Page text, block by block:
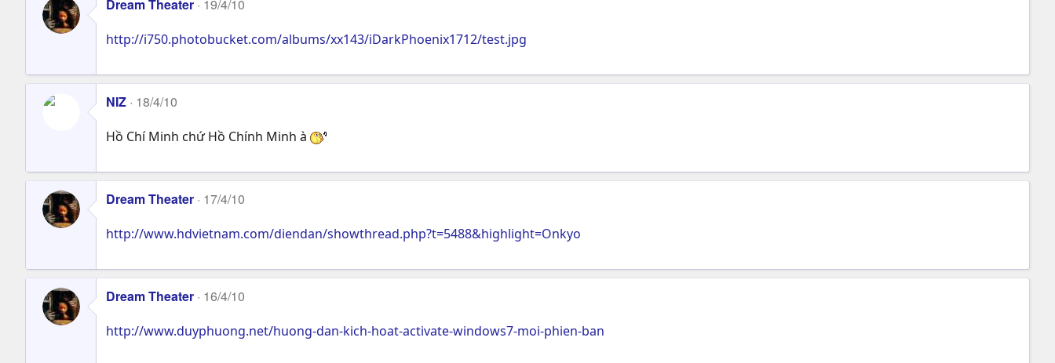
Dream Theater 19/4/10
http://i750.photobucket.com/albums/xx143/iDarkPhoenix1712/test.jpg
NIZ 18/4/10
Hồ Chí Minh chứ Hồ Chính Minh à
Dream Theater 17/4/10
http://www.hdvietnam.com/diendan/showthread.php?t=5488&highlight=Onkyo
Dream Theater 16/4/10
http://www.duyphuong.net/huong-dan-kich-hoat-activate-windows7-moi-phien-ban